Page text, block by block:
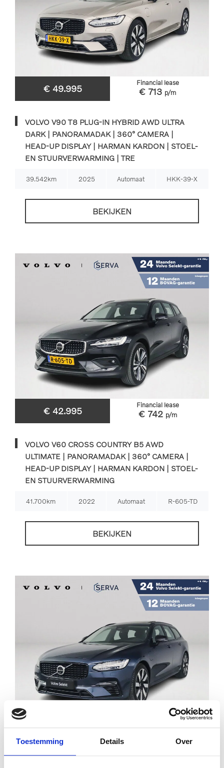
Toestemming Details Over
€ 49.995
Financial lease
€ 713 p/m
VOLVO V90 T8 PLUG-IN HYBRID AWD ULTRA
DARK | PANORAMADAK | 360° CAMERA |
HEAD-UP DISPLAY | HARMAN KARDON | STOEL-
EN STUURVERWARMING | TRE
39.542km 2025 Automaat HKK-39-X
BEKIJKEN
€ 42.995
Financial lease
€ 742 p/m
VOLVO V60 CROSS COUNTRY B5 AWD
ULTIMATE | PANORAMADAK | 360° CAMERA |
HEAD-UP DISPLAY | HARMAN KARDON | STOEL-
EN STUURVERWARMING
41.700km 2022 Automaat R-605-TD
BEKIJKEN
Financial lease